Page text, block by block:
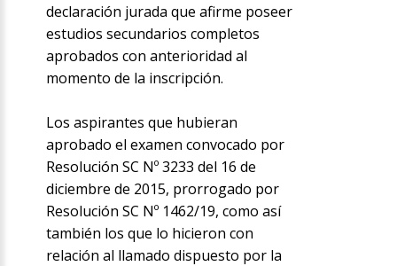
declaración jurada que afirme poseer
estudios secundarios completos
aprobados con anterioridad al
momento de la inscripción.
Los aspirantes que hubieran
aprobado el examen convocado por
Resolución SC Nº 3233 del 16 de
diciembre de 2015, prorrogado por
Resolución SC Nº 1462/19, como así
también los que lo hicieron con
relación al llamado dispuesto por la